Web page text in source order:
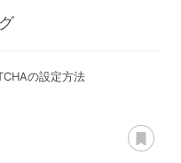
の設定方法